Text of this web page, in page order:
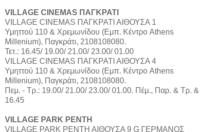
VILLAGE CINEMAS ΠΑΓΚΡΑΤΙ
VILLAGE CINEMAS ΠΑΓΚΡΑΤΙ ΑΙΘΟΥΣΑ 1
Υμηττού 110 & Χρεμωνίδου (Εμπ. Κέντρο Athens
Millenium), Παγκράτι, 2108108080.
Τετ.: 16.45/ 19.00/ 21.00/ 23.00/ 01.00
VILLAGE CINEMAS ΠΑΓΚΡΑΤΙ ΑΙΘΟΥΣΑ 4
Υμηττού 110 & Χρεμωνίδου (Εμπ. Κέντρο Athens
Millenium), Παγκράτι, 2108108080.
Πεμ. - Τρ.: 19.00/ 21.00/ 23.00/ 01.00. Πέμ., Παρ. & Τρ. &
16.45
VILLAGE PARK ΡΕΝΤΗ
VILLAGE PARK ΡΕΝΤΗ ΑΙΘΟΥΣΑ 9 G ΓΕΡΜΑΝΟΣ